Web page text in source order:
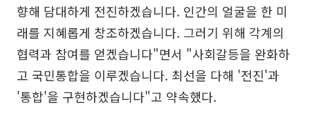
향해 담대하게 전진하겠습니다. 인간의 얼굴을 한 미
래를 지혜롭게 창조하겠습니다. 그러기 위해 각계의
협력과 참여를 얻겠습니다"면서 "사회갈등을 완화하
고 국민통합을 이루겠습니다. 최선을 다해 '전진'과
'통합'을 구현하겠습니다"고 약속했다.